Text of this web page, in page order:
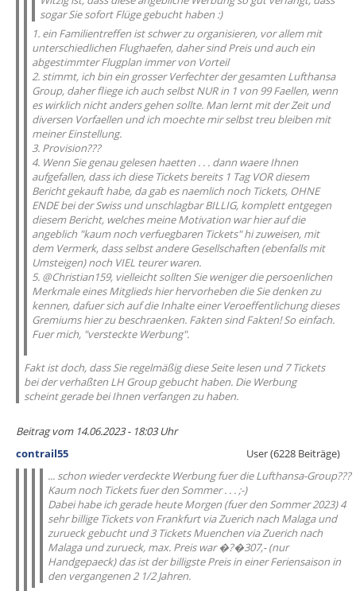
sogar Sie sofort Flüge gebucht haben :)
1. ein Familientreffen ist schwer zu organisieren, vor allem mit
unterschiedlichen Flughaefen, daher sind Preis und auch ein
abgestimmter Flugplan immer von Vorteil
2. stimmt, ich bin ein grosser Verfechter der gesamten Lufthansa
Group, daher fliege ich auch selbst NUR in 1 von 99 Faellen, wenn
es wirklich nicht anders gehen sollte. Man lernt mit der Zeit und
diversen Vorfaellen und ich moechte mir selbst treu bleiben mit
meiner Einstellung.
3. Provision???
4. Wenn Sie genau gelesen haetten . . . dann waere Ihnen
aufgefallen, dass ich diese Tickets bereits 1 Tag VOR diesem
Bericht gekauft habe, da gab es naemlich noch Tickets, OHNE
ENDE bei der Swiss und unschlagbar BILLIG, komplett entgegen
diesem Bericht, welches meine Motivation war hier auf die
angeblich "kaum noch verfuegbaren Tickets" hi zuweisen, mit
dem Vermerk, dass selbst andere Gesellschaften (ebenfalls mit
Umsteigen) noch VIEL teurer waren.
5. @Christian159, vielleicht sollten Sie weniger die persoenlichen
Merkmale eines Mitglieds hier hervorheben die Sie denken zu
kennen, dafuer sich auf die Inhalte einer Veroeffentlichung dieses
Gremiums hier zu beschraenken. Fakten sind Fakten! So einfach.
Fuer mich, "versteckte Werbung".
Fakt ist doch, dass Sie regelmäßig diese Seite lesen und 7 Tickets
bei der verhaßten LH Group gebucht haben. Die Werbung
scheint gerade bei Ihnen verfangen zu haben.
Beitrag vom 14.06.2023 - 18:03 Uhr
contrail55
User (6228 Beiträge)
... schon wieder verdeckte Werbung fuer die Lufthansa-Group???
Kaum noch Tickets fuer den Sommer . . . ;-)
Dabei habe ich gerade heute Morgen (fuer den Sommer 2023) 4
sehr billige Tickets von Frankfurt via Zuerich nach Malaga und
zurueck gebucht und 3 Tickets Muenchen via Zuerich nach
Malaga und zurueck, max. Preis war �?�307,- (nur
Handgepaeck) das ist der billigste Preis in einer Feriensaison in
den vergangenen 2 1/2 Jahren.